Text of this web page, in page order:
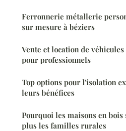
Ferronnerie métallerie
sur mesure à béziers
Vente et location de
pour professionnels
Top options pour l'isolation
leurs bénéfices
Pourquoi les maisons en bois
plus les familles rurales